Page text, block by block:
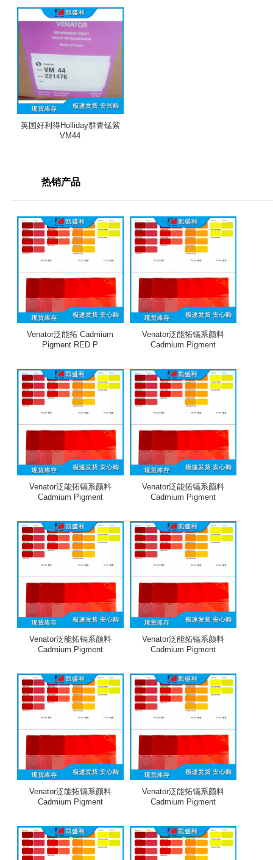
英国好利得Holliday群青锰紫
VM44
热销产品
Venator泛能拓 Cadmium
Pigment RED P
Venator泛能拓镉系颜料
Cadmium Pigment
Venator泛能拓镉系颜料
Cadmium Pigment
Venator泛能拓镉系颜料
Cadmium Pigment
Venator泛能拓镉系颜料
Cadmium Pigment
Venator泛能拓镉系颜料
Cadmium Pigment
Venator泛能拓镉系颜料
Cadmium Pigment
Venator泛能拓镉系颜料
Cadmium Pigment